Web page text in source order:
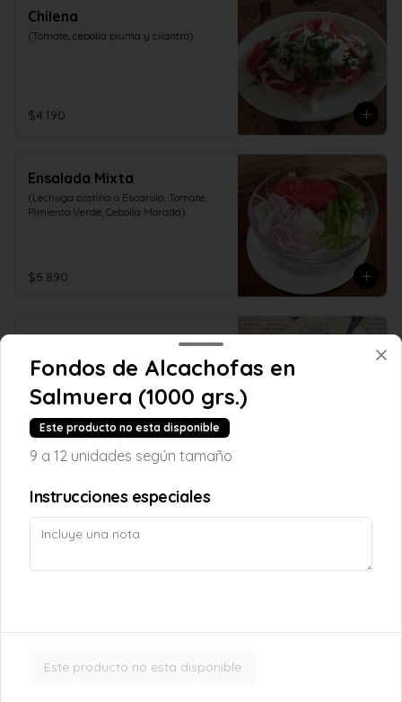
Chilena
(Tomate, cebolla pluma y cilantro)
$4.190
Ensalada Mixta
(Lechuga costina o Escarola, Tomate,
Pimiento Verde, Cebolla Morada)
$5.890
Ensalada Verde
(Lechuga, Rúcula, Porotos Verde y
Brócoli)
$5.290
Habas Peladas con Cebolla
(Tiernas con cebollitas)
Lechuga
Fondos de Alcachofas en
Salmuera (1000 grs.)
Este producto no esta disponible
9 a 12 unidades según tamaño
Instrucciones especiales
Este producto no esta disponible